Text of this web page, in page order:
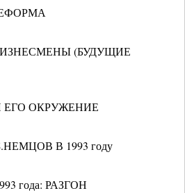
(БУДУЩИЕ
ЕГО ОКРУЖЕНИЕ
В 1993 году
года: РАЗГОН